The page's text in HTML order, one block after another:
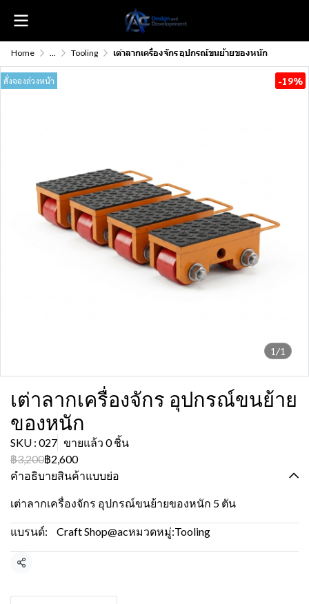
Home ... Tooling เต่าลากเครื่องจักร อุปกรณ์ขนย้ายของหนัก
1/1
สั่งจองล่วงหน้า -19%
เต่าลากเครื่องจักร อุปกรณ์ขนย้าย
ของหนัก
SKU : 027 ขายแล้ว 0 ชิ้น
฿3,200฿2,600
คำอธิบายสินค้าแบบย่อ
เต่าลากเครื่องจักร อุปกรณ์ขนย้ายของหนัก 5 ตัน
แบรนด์: Craft Shop@acหมวดหมู่:Tooling
แชร์